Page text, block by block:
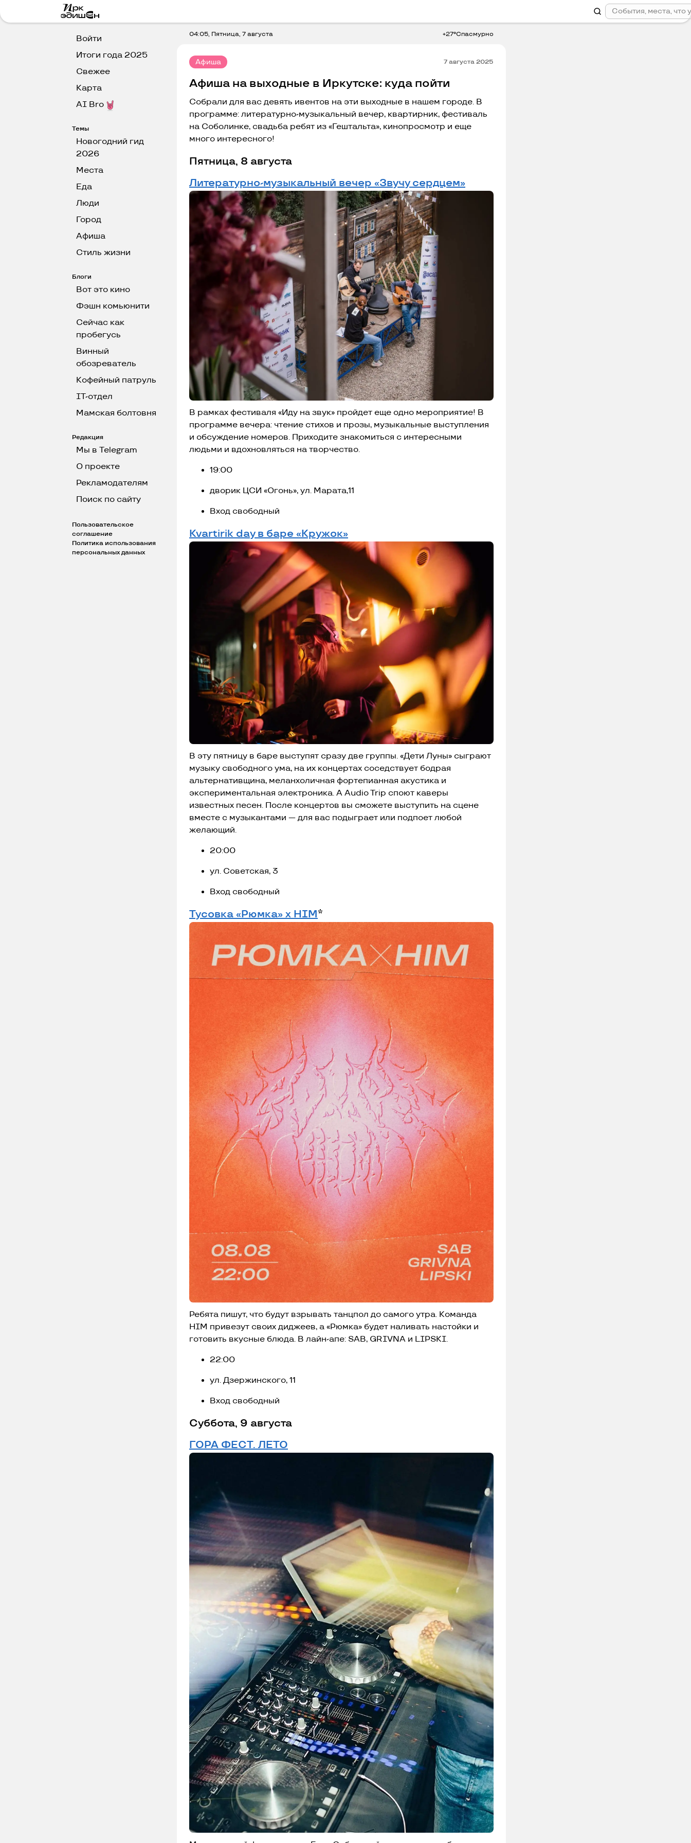
Войти
Итоги года 2025
Свежее
Карта
AI Bro
Темы
Новогодний гид
2026
Места
Еда
Люди
Город
Афиша
Стиль жизни
Блоги
Вот это кино
Фэшн комьюнити
Сейчас как
пробегусь
Винный
обозреватель
Кофейный патруль
IT-отдел
Мамская болтовня
Редакция
Мы в Telegram
О проекте
Рекламодателям
Поиск по сайту
Пользовательское
соглашение
Политика использования
персональных данных
04:05, Пятница, 7 августа +27°Cпасмурно
Афиша 7 августа 2025
Афиша на выходные в Иркутске: куда пойти
Собрали для вас девять ивентов на эти выходные в нашем городе. В
программе: литературно-музыкальный вечер, квартирник, фестиваль
на Соболинке, свадьба ребят из «Гештальта», кинопросмотр и еще
много интересного!
Пятница, 8 августа
Литературно-музыкальный вечер «Звучу сердцем»
В рамках фестиваля «Иду на звук» пройдет еще одно мероприятие! В
программе вечера: чтение стихов и прозы, музыкальные выступления
и обсуждение номеров. Приходите знакомиться с интересными
людьми и вдохновляться на творчество.
19:00
дворик ЦСИ «Огонь», ул. Марата,11
Вход свободный
Kvartirik day в баре «Кружок»
В эту пятницу в баре выступят сразу две группы. «Дети Луны» сыграют
музыку свободного ума, на их концертах соседствует бодрая
альтернативщина, меланхоличная фортепианная акустика и
экспериментальная электроника. А Audio Trip споют каверы
известных песен. После концертов вы сможете выступить на сцене
вместе с музыкантами — для вас подыграет или подпоет любой
желающий.
20:00
ул. Советская, 3
Вход свободный
Тусовка «Рюмка» х HIM*
Ребята пишут, что будут взрывать танцпол до самого утра. Команда
HIM привезут своих диджеев, а «Рюмка» будет наливать настойки и
готовить вкусные блюда. В лайн-апе: SAB, GRIVNA и LIPSKI.
22:00
ул. Дзержинского, 11
Вход свободный
Суббота, 9 августа
ГОРА ФЕСТ. ЛЕТО